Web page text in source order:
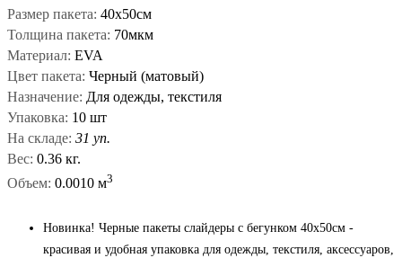
Размер пакета: 40x50см
Толщина пакета: 70мкм
Материал: EVA
Цвет пакета: Черный (матовый)
Назначение: Для одежды, текстиля
Упаковка: 10 шт
На складе: 31 уп.
Вес: 0.36 кг.
Объем: 0.0010 м3
Новинка! Черные пакеты слайдеры с бегунком 40х50см -
красивая и удобная упаковка для одежды, текстиля, аксессуаров,